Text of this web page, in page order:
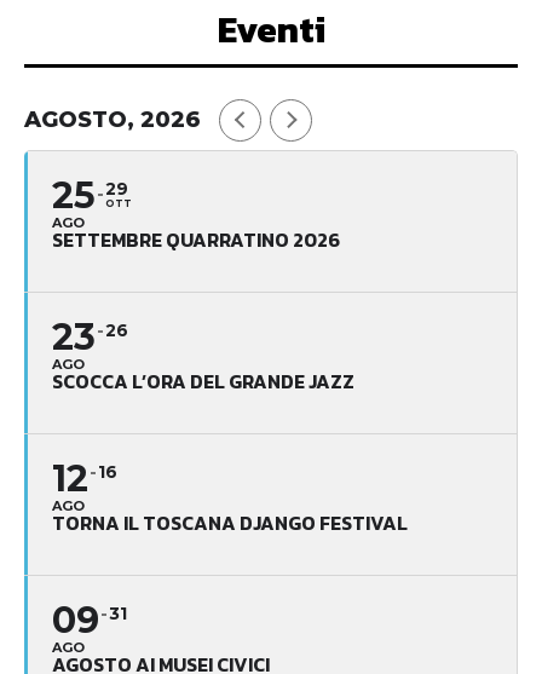
Eventi
AGOSTO, 2026
25
AGO
29
OTT
SETTEMBRE QUARRATINO 2026
23
AGO
26
SCOCCA L’ORA DEL GRANDE JAZZ
12
AGO
16
TORNA IL TOSCANA DJANGO FESTIVAL
09
AGO
31
AGOSTO AI MUSEI CIVICI